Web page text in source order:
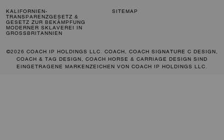
KALIFORNIEN-
TRANSPARENZGESETZ &
GESETZ ZUR BEKÄMPFUNG
MODERNER SKLAVEREI IN
GROSSBRITANNIEN
SITEMAP
©2026 COACH IP HOLDINGS LLC. COACH, COACH SIGNATURE C DESIGN,
COACH & TAG DESIGN, COACH HORSE & CARRIAGE DESIGN SIND
EINGETRAGENE MARKENZEICHEN VON COACH IP HOLDINGS LLC.